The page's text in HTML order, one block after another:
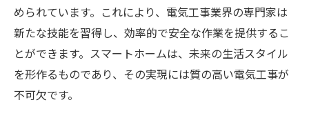
められています。これにより、電気工事業界の専門家は
新たな技能を習得し、効率的で安全な作業を提供するこ
とができます。スマートホームは、未来の生活スタイル
を形作るものであり、その実現には質の高い電気工事が
不可欠です。